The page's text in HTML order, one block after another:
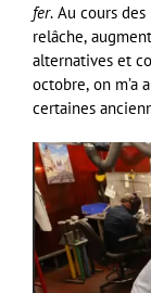
fer. Au cours
relâche,
alternatives et
octobre, on m’a
certaines